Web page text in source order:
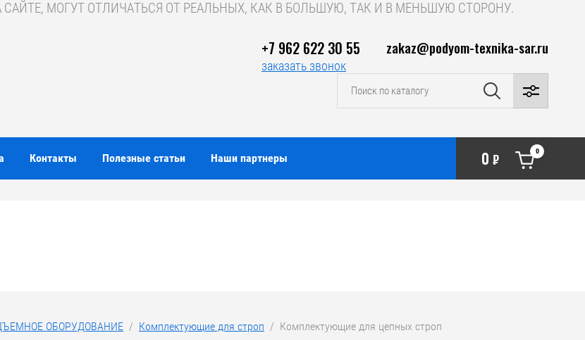
МОГУТ ОТЛИЧАТЬСЯ ОТ РЕАЛЬНЫХ, КАК В БОЛЬШУЮ, ТАК И В МЕНЬШУЮ СТОРОНУ.
Контакты Полезные статьи Наши партнеры 0 ₽
0
+7 962 622 30 55
заказать звонок
zakaz@podyom-texnika-sar.ru
ОБОРУДОВАНИЕ
  /
Комплектующие для строп
  /  Комплектующие для цепных строп